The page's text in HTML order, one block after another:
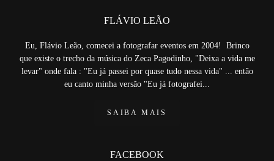
FLÁVIO LEÃO
Eu, Flávio Leão, comecei a fotografar eventos em 2004! Brinco
que existe o trecho da música do Zeca Pagodinho, "Deixa a vida me
levar" onde fala : "Eu já passei por quase tudo nessa vida" ... então
eu canto minha versão "Eu já fotografei...
SAIBA MAIS
FACEBOOK